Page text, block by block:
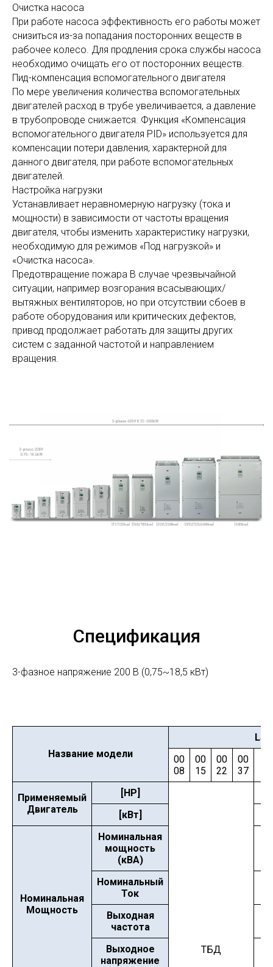
Очистка насоса
При работе насоса эффективность его работы может
снизиться из-за попадания посторонних веществ в
рабочее колесо. Для продления срока службы насоса
необходимо очищать его от посторонних веществ.
Пид-компенсация вспомогательного двигателя
По мере увеличения количества вспомогательных
двигателей расход в трубе увеличивается, а давление
в трубопроводе снижается. Функция «Компенсация
вспомогательного двигателя PID» используется для
компенсации потери давления, характерной для
данного двигателя, при работе вспомогательных
двигателей.
Настройка нагрузки
Устанавливает неравномерную нагрузку (тока и
мощности) в зависимости от частоты вращения
двигателя, чтобы изменить характеристику нагрузки,
необходимую для режимов «Под нагрузкой» и
«Очистка насоса».
Предотвращение пожара В случае чрезвычайной
ситуации, например возгорания всасывающих/
вытяжных вентиляторов, но при отсутствии сбоев в
работе оборудования или критических дефектов,
привод продолжает работать для защиты других
систем с заданной частотой и направлением
вращения.
Спецификация
3-фазное напряжение 200 В (0,75~18,5 кВт)
Название модели
00
08
00
15
00
22
00
37
Применяемый
Двигатель
[HP]
ТБД
[кВт]
Номинальная
Мощность
Номинальная
мощность
(кВА)
Номинальный
Ток
Выходная
частота
Выходное
напряжение